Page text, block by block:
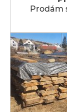
Prodám